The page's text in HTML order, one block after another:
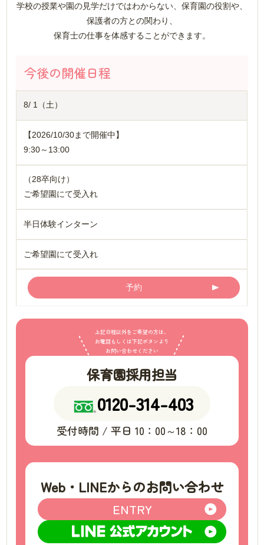
学校の授業や園の見学だけではわからない、保育園の役割や、
保護者の方との関わり、
保育士の仕事を体感することができます。
今後の開催日程
8/ 1（土）
【2026/10/30まで開催中】
9:30～13:00
（28卒向け）
ご希望園にて受入れ
半日体験インターン
ご希望園にて受入れ
予約
上記日程以外をご希望の方は、
お電話もしくは下記ボタンより
お問い合わせください
保育園採用担当
0120-314-403
受付時間 / 平日 10：00～18：00
Web・LINEからのお問い合わせ
ENTRY